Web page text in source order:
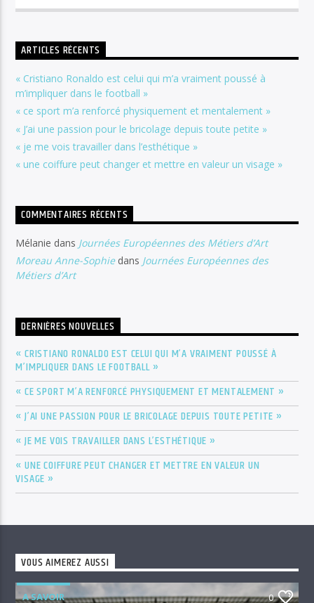
ARTICLES RÉCENTS
« Cristiano Ronaldo est celui qui m’a vraiment poussé à
m’impliquer dans le football »
« ce sport m’a renforcé physiquement et mentalement »
« J’ai une passion pour le bricolage depuis toute petite »
« je me vois travailler dans l’esthétique »
« une coiffure peut changer et mettre en valeur un visage »
COMMENTAIRES RÉCENTS
Mélanie dans Journées Européennes des Métiers d’Art
Moreau Anne-Sophiedans Journées Européennes des
Métiers d’Art
DERNIÈRES NOUVELLES
« CRISTIANO RONALDO EST CELUI QUI M’A VRAIMENT POUSSÉ À
M’IMPLIQUER DANS LE FOOTBALL »
« CE SPORT M’A RENFORCÉ PHYSIQUEMENT ET MENTALEMENT »
« J’AI UNE PASSION POUR LE BRICOLAGE DEPUIS TOUTE PETITE »
« JE ME VOIS TRAVAILLER DANS L’ESTHÉTIQUE »
« UNE COIFFURE PEUT CHANGER ET METTRE EN VALEUR UN
VISAGE »
VOUS AIMEREZ AUSSI
A SAVOIR 0